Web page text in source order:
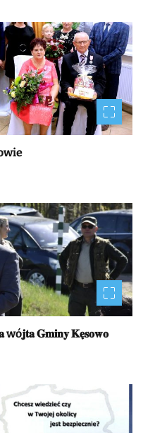
wó𝐣𝐭𝐚 𝐆𝐦𝐢𝐧𝐲 𝐊𝐞̨𝐬𝐨𝐰𝐨